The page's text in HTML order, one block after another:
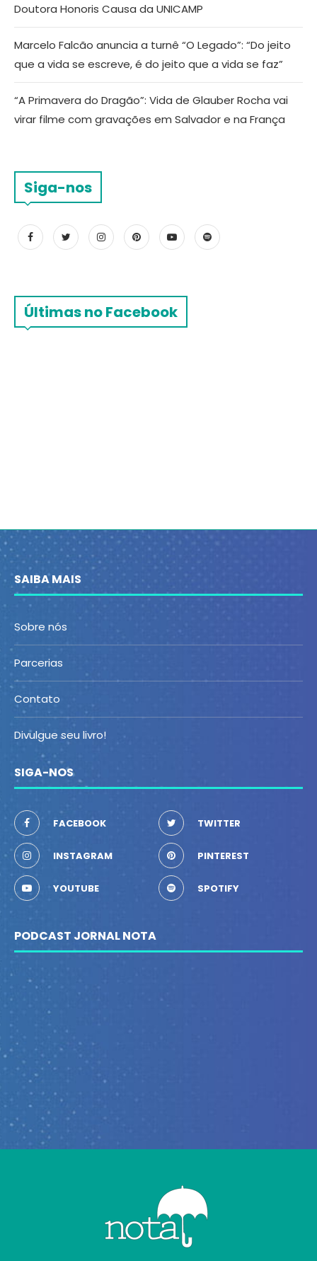
Doutora Honoris Causa da UNICAMP
Marcelo Falcão anuncia a turnê “O Legado”: “Do jeito
que a vida se escreve, é do jeito que a vida se faz”
“A Primavera do Dragão”: Vida de Glauber Rocha vai
virar filme com gravações em Salvador e na França
Siga-nos
Últimas no Facebook
SAIBA MAIS
Sobre nós
Parcerias
Contato
Divulgue seu livro!
SIGA-NOS
FACEBOOK TWITTER
INSTAGRAM PINTEREST
YOUTUBE SPOTIFY
PODCAST JORNAL NOTA